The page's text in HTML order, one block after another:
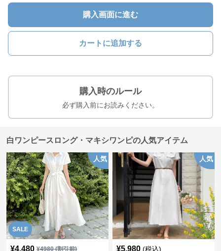
購入画面に進む
カートに追加する
購入時のルール
必ず購入前にお読みください。
白ワンピースロング・マキシワンピの人気アイテム
SALE
人気
¥4,480 ¥4980(割引前)
人気
¥5,980 (税込)